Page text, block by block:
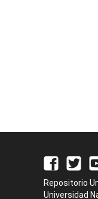
Repositorio
Universidad